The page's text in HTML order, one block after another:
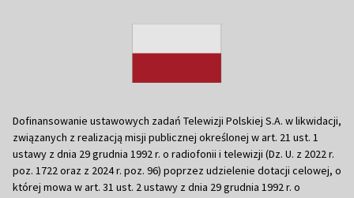
Dofinansowanie ustawowych zadań Telewizji Polskiej S.A. w likwidacji,
związanych z realizacją misji publicznej określonej w art. 21 ust. 1
ustawy z dnia 29 grudnia 1992 r. o radiofonii i telewizji (Dz. U. z 2022 r.
poz. 1722 oraz z 2024 r. poz. 96) poprzez udzielenie dotacji celowej, o
której mowa w art. 31 ust. 2 ustawy z dnia 29 grudnia 1992 r. o